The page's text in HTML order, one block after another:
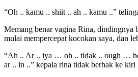
“Oh .. kamu .. shiit .. ah .. kamu ..”
Memang benar vagina Rina, dindingnya
mulai mempercepat kocokan saya, dan
“Ah .. Ar .. iya … oh .. tidak .. ough …
ar .. in ..” kepala rina tidak berhak ke kiri